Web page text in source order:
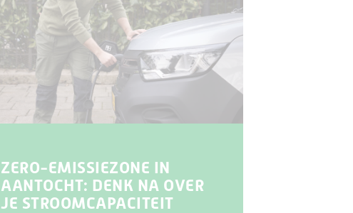
ZERO-EMISSIEZONE IN
AANTOCHT: DENK NA OVER
JE STROOMCAPACITEIT